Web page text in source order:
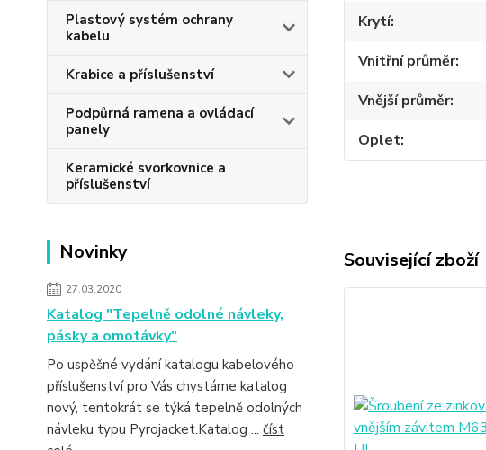
Plastový systém ochrany
kabelu
Krabice a příslušenství
Podpůrná ramena a ovládací
panely
Keramické svorkovnice a
příslušenství
Novinky
27.03.2020
Katalog "Tepelně odolné návleky,
pásky a omotávky"
Po uspěšné vydání katalogu kabelového
příslušenství pro Vás chystáme katalog
nový, tentokrát se týká tepelně odolných
návleku typu Pyrojacket.Katalog ... číst
Krytí
Vnitřní průměr
Vnější průměr
Oplet
Související zboží